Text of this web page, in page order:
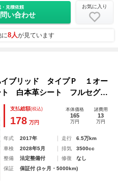
・見積依頼
い合わせ
お気に入り
に8人が見ています
ブリッド タイプＰ １オー
白本革シート フルセグナ
ＴＣ ドラレコ インテリキ
ーター 追従式クルーズコン
支払総額(税込)
178 万円
本体価格
165
万円
諸費用
13
万円
年式 2017年 走行
6.5万km
車検
2028年5月 排気
3500cc
整備
法定整備付 修復
なし
保証
保証付 (3ヶ月・5000km)